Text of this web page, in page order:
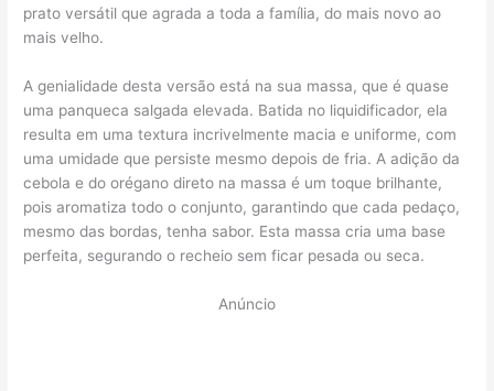
prato versátil que agrada a toda a família, do mais novo ao
mais velho.
A genialidade desta versão está na sua massa, que é quase
uma panqueca salgada elevada. Batida no liquidificador, ela
resulta em uma textura incrivelmente macia e uniforme, com
uma umidade que persiste mesmo depois de fria. A adição da
cebola e do orégano direto na massa é um toque brilhante,
pois aromatiza todo o conjunto, garantindo que cada pedaço,
mesmo das bordas, tenha sabor. Esta massa cria uma base
perfeita, segurando o recheio sem ficar pesada ou seca.
Anúncio